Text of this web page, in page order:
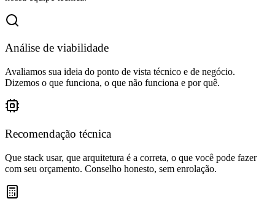
Análise de viabilidade
Avaliamos sua ideia do ponto de vista técnico e de negócio.
Dizemos o que funciona, o que não funciona e por quê.
Recomendação técnica
Que stack usar, que arquitetura é a correta, o que você pode fazer
com seu orçamento. Conselho honesto, sem enrolação.